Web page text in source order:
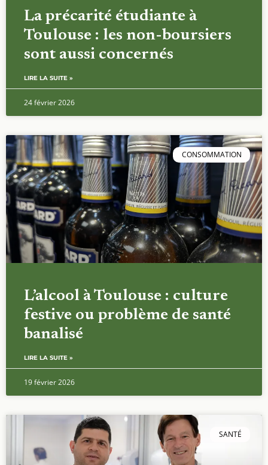
La précarité étudiante à
Toulouse : les non-boursiers
sont aussi concernés
LIRE LA SUITE »
24 février 2026
CONSOMMATION
L’alcool à Toulouse : culture
festive ou problème de santé
banalisé
LIRE LA SUITE »
19 février 2026
SANTÉ